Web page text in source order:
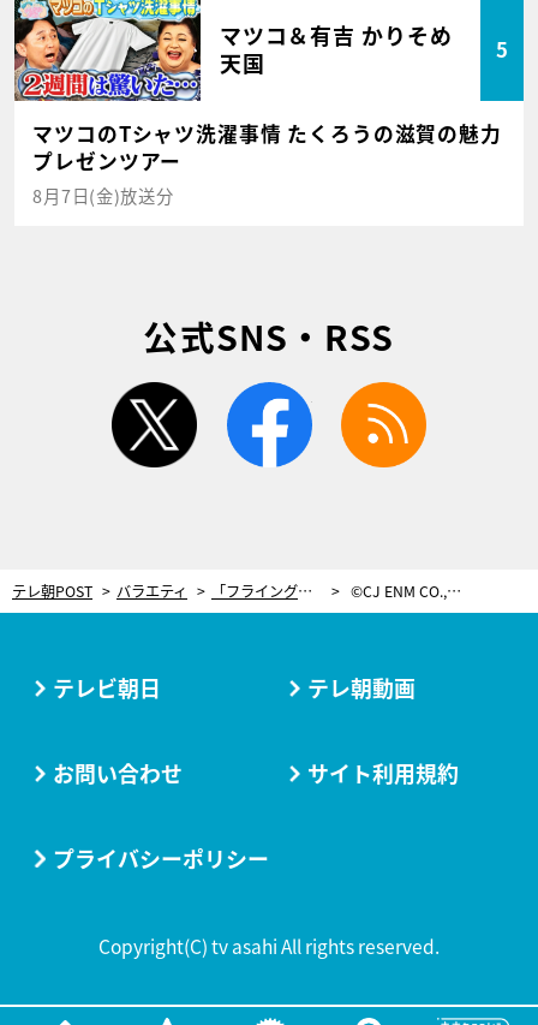
マツコ＆有吉 かりそめ
天国
5
マツコのTシャツ洗濯事情 たくろうの滋賀の魅力
プレゼンツアー
8月7日(金)放送分
公式SNS・RSS
twitter facebook
テレ朝POST バラエティ 「フライングしちゃった」小悪魔美女モデルがベッドで…急接近キス！突然の展開にスタジオ絶叫 ©CJ ENM CO., LTD. All Rights Reserved ©AbemaTV,Inc.
テレビ朝日 テレ朝動画
お問い合わせ サイト利用規約
プライバシーポリシー
Copyright(C) tv asahi All rights reserved.